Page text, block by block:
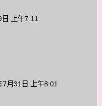
上午7:11
7月31日 上午8:01